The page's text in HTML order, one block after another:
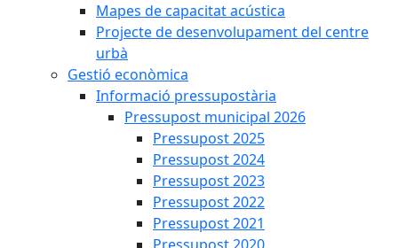
Mapes de capacitat acústica
Projecte de desenvolupament del centre
urbà
Gestió econòmica
Informació pressupostària
Pressupost municipal 2026
Pressupost 2025
Pressupost 2024
Pressupost 2023
Pressupost 2022
Pressupost 2021